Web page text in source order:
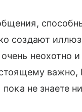
создают
неохотно
важно,
не знаете